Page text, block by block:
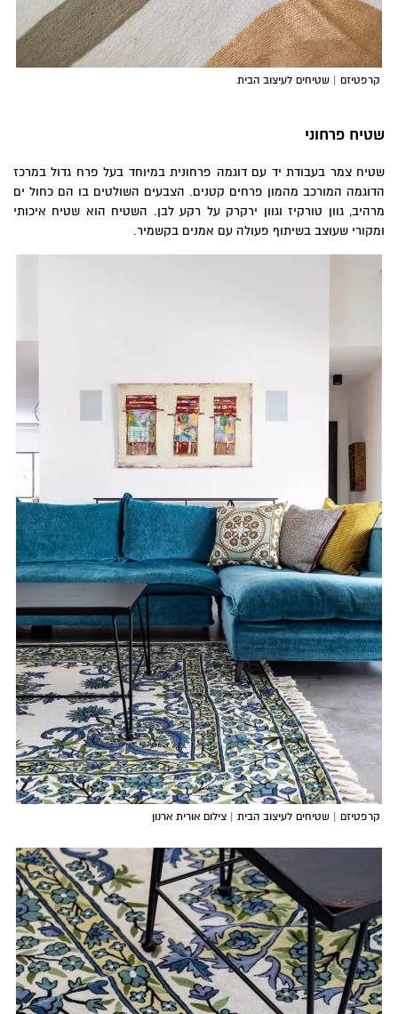
קרפטיזם | שטיחים לעיצוב הבית
שטיח פרחוני
שטיח צמר בעבודת יד עם דוגמה פרחונית במיוחד בעל פרח גדול במרכז
הדוגמה המורכב מהמון פרחים קטנים. הצבעים השולטים בו הם כחול ים
מרהיב, גוון טורקיז וגוון ירקרק על רקע לבן. השטיח הוא שטיח איכותי
ומקורי שעוצב בשיתוף פעולה עם אמנים בקשמיר.
קרפטיזם | שטיחים לעיצוב הבית | צילום אורית ארנון